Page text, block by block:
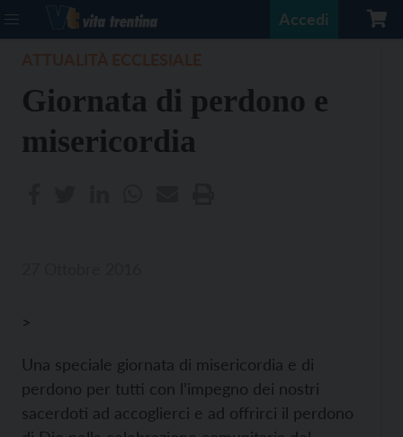
Accedi
Giornata di perdono e
misericordia
>
Una speciale giornata di misericordia e di
perdono per tutti con l’impegno dei nostri
sacerdoti ad accoglierci e ad offrirci il perdono